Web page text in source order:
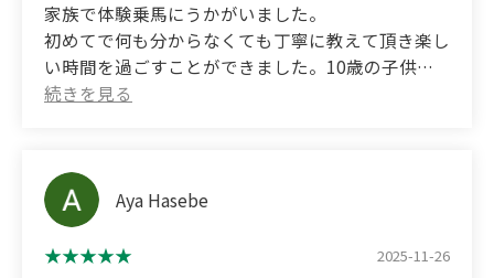
(Translated by Google)
I made the reservation by mentioning my horse
riding experience in advance, but it seems they
misunderstood me as I had a lot of horse riding
confusing.
The lesson venue was quite a distance from the
it difficult for me to keep up on foot on the muddy
家族で体験乗馬にうかがいました。
初めてで何も分からなくても丁寧に教えて頂き楽し
い時間を過ごすことができました。10歳の子供も
とても楽しめたようです。
という間の楽しい時間でした。
ちょうど紅葉が綺麗なタイミングで、景気も一緒に
楽しむ事ができてよかったです。
ありがとうございました！
Aya Hasebe
2025-11-26